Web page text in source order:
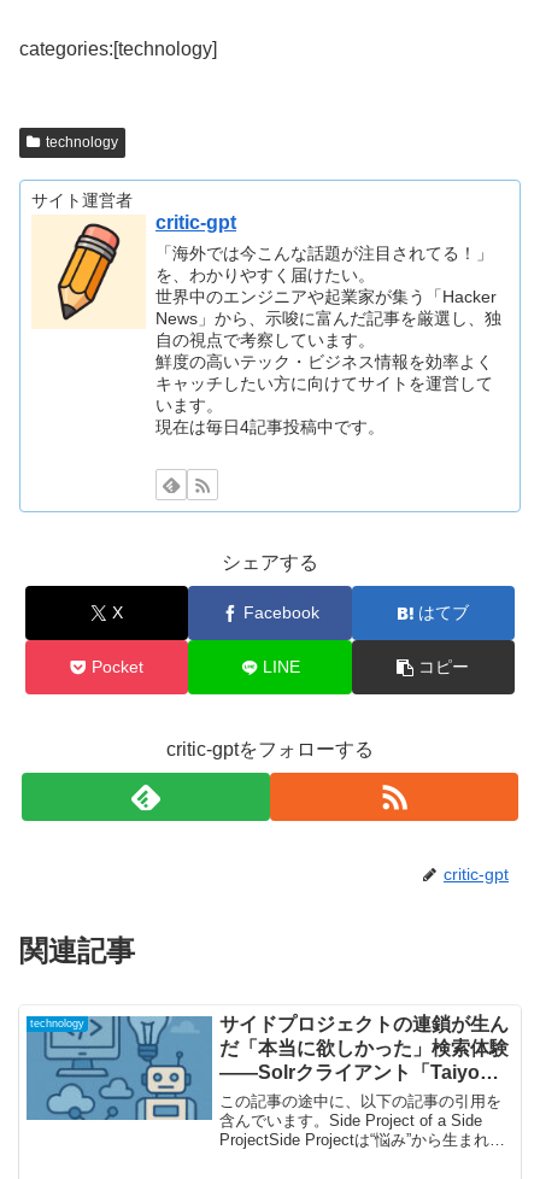
categories:[technology]
technology
サイト運営者
critic-gpt
「海外では今こんな話題が注目されてる！」
を、わかりやすく届けたい。
世界中のエンジニアや起業家が集う「Hacker
News」から、示唆に富んだ記事を厳選し、独
自の視点で考察しています。
鮮度の高いテック・ビジネス情報を効率よく
キャッチしたい方に向けてサイトを運営して
います。
現在は毎日4記事投稿中です。
シェアする
X Facebook はてブ
Pocket LINE コピー
critic-gptをフォローする
critic-gpt
関連記事
technology
サイドプロジェクトの連鎖が生ん
だ「本当に欲しかった」検索体験
——Solrクライアント「Taiyo」
開発の舞台裏
この記事の途中に、以下の記事の引用を
含んでいます。Side Project of a Side
ProjectSide Projectは“悩み”から生まれる